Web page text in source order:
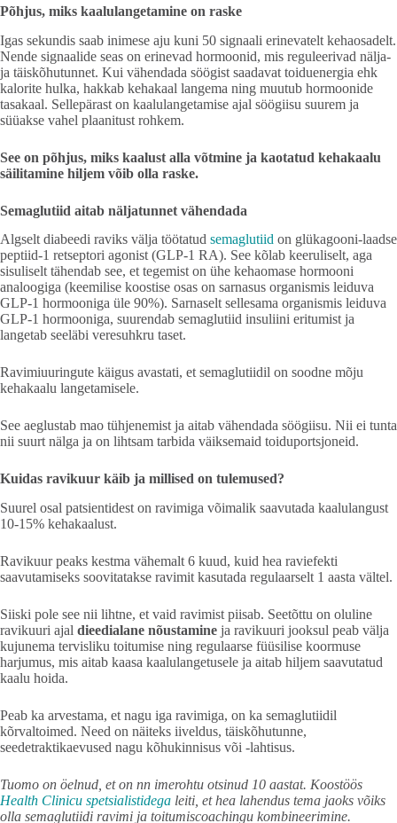
Põhjus, miks kaalulangetamine on raske
Igas sekundis saab inimese aju kuni 50 signaali erinevatelt kehaosadelt.
Nende signaalide seas on erinevad hormoonid, mis reguleerivad nälja-
ja täiskõhutunnet. Kui vähendada söögist saadavat toiduenergia ehk
kalorite hulka, hakkab kehakaal langema ning muutub hormoonide
tasakaal. Sellepärast on kaalulangetamise ajal söögiisu suurem ja
süüakse vahel plaanitust rohkem.
See on põhjus, miks kaalust alla võtmine ja kaotatud kehakaalu
säilitamine hiljem võib olla raske.
Semaglutiid aitab näljatunnet vähendada
Algselt diabeedi raviks välja töötatud semaglutiid on glükagooni-laadse
peptiid-1 retseptori agonist (GLP-1 RA). See kõlab keeruliselt, aga
sisuliselt tähendab see, et tegemist on ühe kehaomase hormooni
analoogiga (keemilise koostise osas on sarnasus organismis leiduva
GLP-1 hormooniga üle 90%). Sarnaselt sellesama organismis leiduva
GLP-1 hormooniga, suurendab semaglutiid insuliini eritumist ja
langetab seeläbi veresuhkru taset.
Ravimiuuringute käigus avastati, et semaglutiidil on soodne mõju
kehakaalu langetamisele.
See aeglustab mao tühjenemist ja aitab vähendada söögiisu. Nii ei tunta
nii suurt nälga ja on lihtsam tarbida väiksemaid toiduportsjoneid.
Kuidas ravikuur käib ja millised on tulemused?
Suurel osal patsientidest on ravimiga võimalik saavutada kaalulangust
10-15% kehakaalust.
Ravikuur peaks kestma vähemalt 6 kuud, kuid hea raviefekti
saavutamiseks soovitatakse ravimit kasutada regulaarselt 1 aasta vältel.
Siiski pole see nii lihtne, et vaid ravimist piisab. Seetõttu on oluline
ravikuuri ajal dieedialane nõustamine ja ravikuuri jooksul peab välja
kujunema tervisliku toitumise ning regulaarse füüsilise koormuse
harjumus, mis aitab kaasa kaalulangetusele ja aitab hiljem saavutatud
kaalu hoida.
Peab ka arvestama, et nagu iga ravimiga, on ka semaglutiidil
kõrvaltoimed. Need on näiteks iiveldus, täiskõhutunne,
seedetraktikaevused nagu kõhukinnisus või -lahtisus.
Tuomo on öelnud, et on nn imerohtu otsinud 10 aastat. Koostöös
Health Clinicu spetsialistidega leiti, et hea lahendus tema jaoks võiks
olla semaglutiidi ravimi ja toitumiscoachingu kombineerimine.